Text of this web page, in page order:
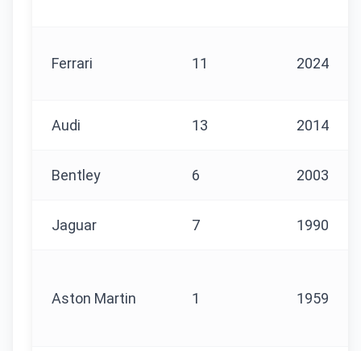
Ferrari 11 2024
Audi 13 2014
Bentley 6 2003
Jaguar 7 1990
Aston Martin 1 1959